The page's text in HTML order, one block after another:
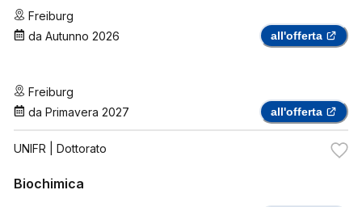
Freiburg
da Autunno 2026 all'offerta
Freiburg
da Primavera 2027 all'offerta
UNIFR | Dottorato
Biochimica